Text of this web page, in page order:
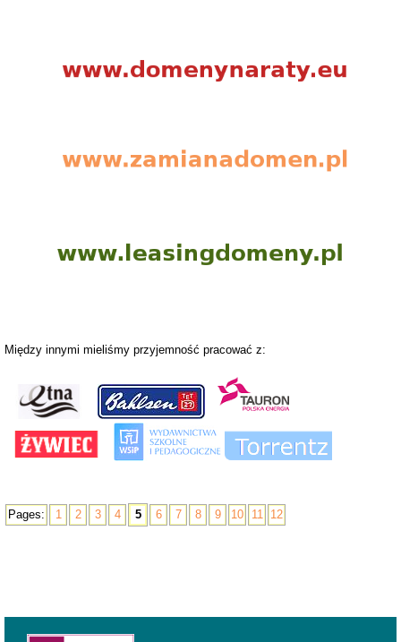
Między innymi mieliśmy przyjemność pracować z:
Pages: 1 2 3 4 5 6 7 8 9 10 11 12